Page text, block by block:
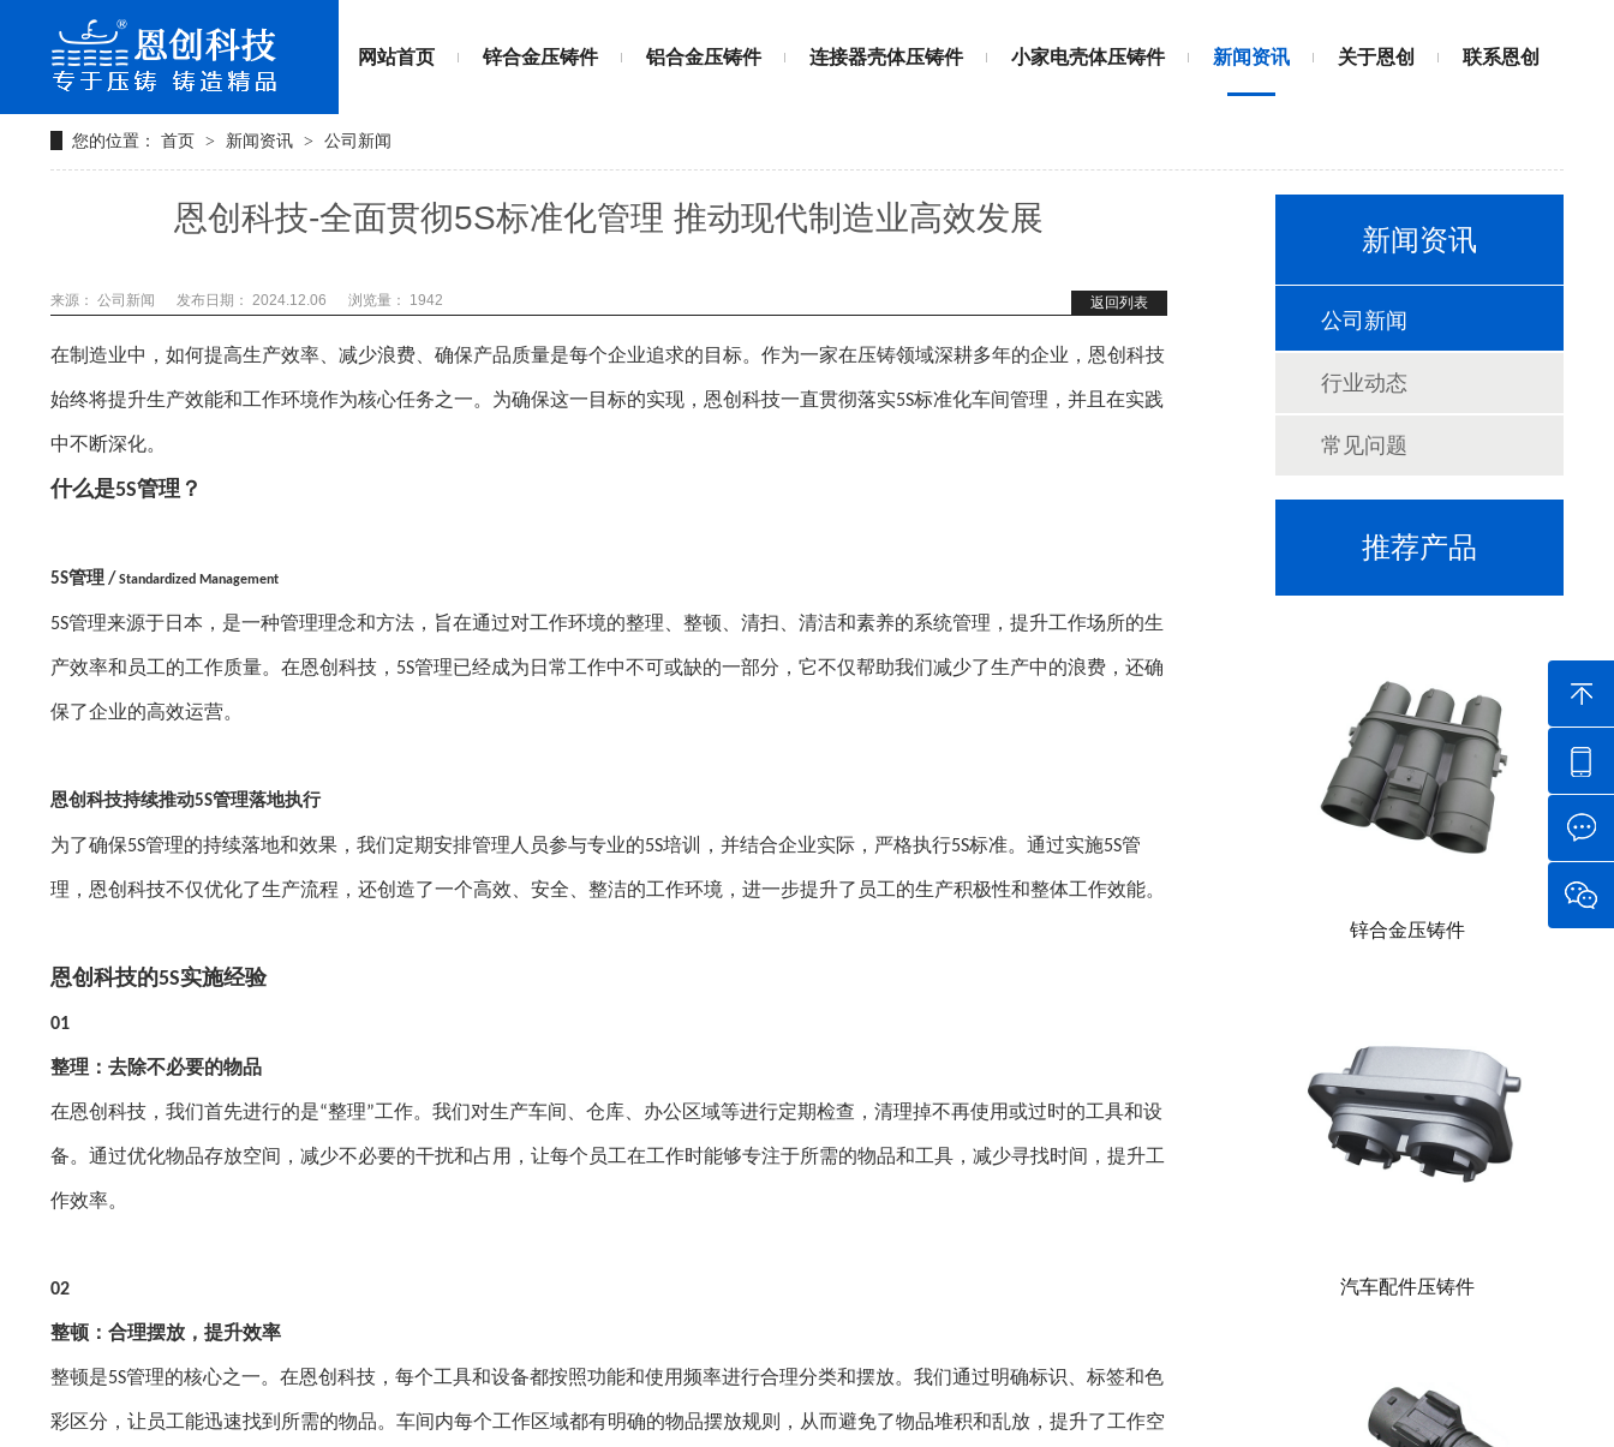
网站首页 锌合金压铸件 铝合金压铸件 连接器壳体压铸件 小家电壳体压铸件 新闻资讯 关于恩创 联系恩创
您的位置： 首页 > 新闻资讯 > 公司新闻
恩创科技-全面贯彻5S标准化管理 推动现代制造业高效发展
返回列表
来源： 公司新闻 发布日期： 2024.12.06 浏览量： 1942
在制造业中，如何提高生产效率、减少浪费、确保产品质量是每个企业追求的目标。作为一家在压铸领域深耕多年的企业，恩创科技
始终将提升生产效能和工作环境作为核心任务之一。为确保这一目标的实现，恩创科技一直贯彻落实5S标准化车间管理，并且在实践
中不断深化。
什么是5S管理？
5S管理 / Standardized Management
5S管理来源于日本，是一种管理理念和方法，旨在通过对工作环境的整理、整顿、清扫、清洁和素养的系统管理，提升工作场所的生
产效率和员工的工作质量。在恩创科技， 5S管理已经成为日常工作中不可或缺的一部分，它不仅帮助我们减少了生产中的浪费，还确
保了企业的高效运营。
恩创科技持续推动5S管理落地执行
为了确保5S管理的持续落地和效果，我们定期安排管理人员参与专业的5S培训，并结合企业实际，严格执行5S标准。通过实施5S管
理，恩创科技不仅优化了生产流程，还创造了一个高效、安全、整洁的工作环境，进一步提升了员工的生产积极性和整体工作效能。
恩创科技的5S实施经验
01
整理：去除不必要的物品
在恩创科技，我们首先进行的是“整理”工作。我们对生产车间、仓库、办公区域等进行定期检查，清理掉不再使用或过时的工具和设
备。通过优化物品存放空间，减少不必要的干扰和占用，让每个员工在工作时能够专注于所需的物品和工具，减少寻找时间，提升工
作效率。
02
整顿：合理摆放，提升效率
整顿是5S管理的核心之一。在恩创科技，每个工具和设备都按照功能和使用频率进行合理分类和摆放。我们通过明确标识、标签和色
彩区分，让员工能迅速找到所需的物品。车间内每个工作区域都有明确的物品摆放规则，从而避免了物品堆积和乱放，提升了工作空
新闻资讯
公司新闻
行业动态
常见问题
推荐产品
锌合金压铸件
汽车配件压铸件